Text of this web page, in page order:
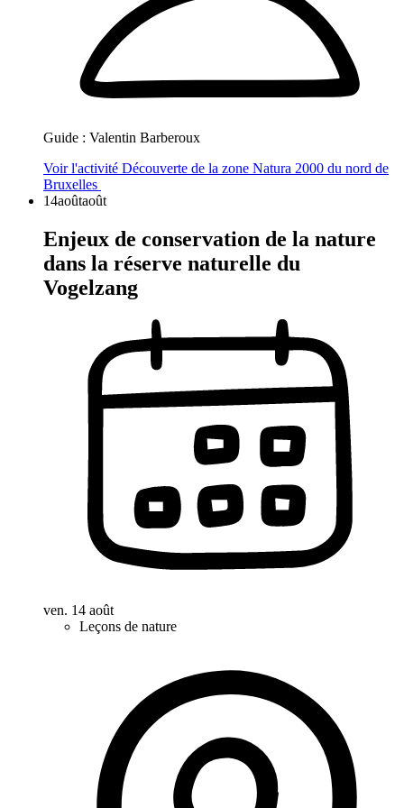
Guide : Valentin Barberoux
Voir l'activité Découverte de la zone Natura 2000 du nord de
Bruxelles
14aoûtaoût
Enjeux de conservation de la nature
dans la réserve naturelle du
Vogelzang
ven. 14 août
Leçons de nature